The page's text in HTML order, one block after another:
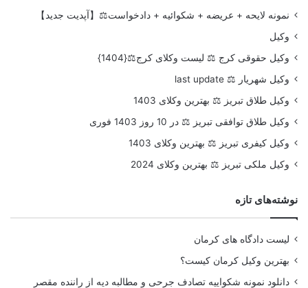
نمونه لایحه + عریضه + شکوائیه + دادخواست⚖️【آپدیت جدید】
وکیل
وکیل حقوقی کرج ⚖️ لیست وکلای کرج⚖️{1404}
وکیل شهریار ⚖️ last update
وکیل طلاق تبریز ⚖️ بهترین وکلای 1403
وکیل طلاق توافقی تبریز ⚖️ در 10 روز 1403 فوری
وکیل کیفری تبریز ⚖️ بهترین وکلای 1403
وکیل ملکی تبریز ⚖️ بهترین وکلای 2024
نوشته‌های تازه
لیست دادگاه های کرمان
بهترین وکیل کرمان کیست؟
دانلود نمونه شکواییه تصادف جرحی و مطالبه دیه از راننده مقصر